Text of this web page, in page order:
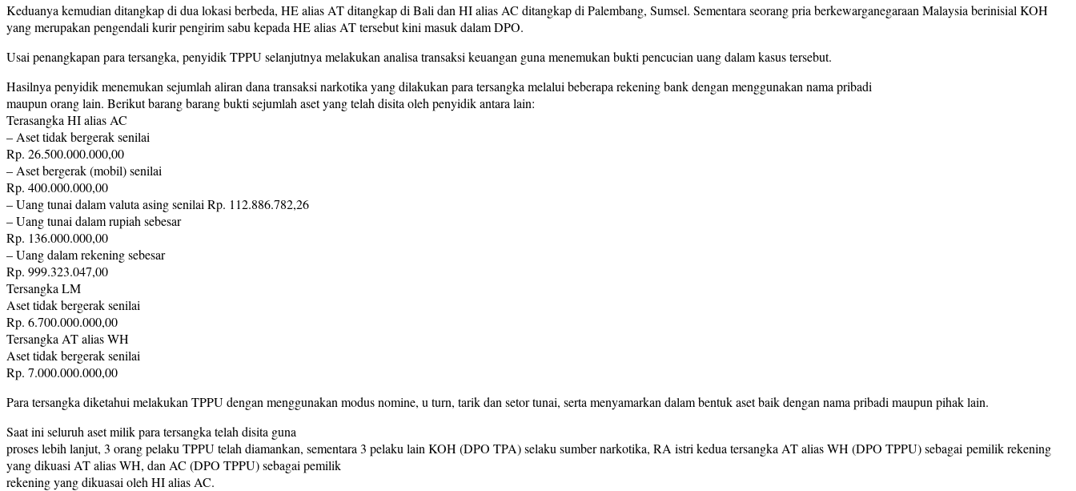
Keduanya kemudian ditangkap di dua lokasi berbeda, HE alias AT ditangkap di Bali dan HI alias AC ditangkap di Palembang, Sumsel. Sementara seorang pria berkewarganegaraan Malaysia berinisial KOH
yang merupakan pengendali kurir pengirim sabu kepada HE alias AT tersebut kini masuk dalam DPO.
Usai penangkapan para tersangka, penyidik TPPU selanjutnya melakukan analisa transaksi keuangan guna menemukan bukti pencucian uang dalam kasus tersebut.
Hasilnya penyidik menemukan sejumlah aliran dana transaksi narkotika yang dilakukan para tersangka melalui beberapa rekening bank dengan menggunakan nama pribadi
maupun orang lain. Berikut barang barang bukti sejumlah aset yang telah disita oleh penyidik antara lain:
Terasangka HI alias AC
– Aset tidak bergerak senilai
Rp. 26.500.000.000,00
– Aset bergerak (mobil) senilai
Rp. 400.000.000,00
– Uang tunai dalam valuta asing senilai Rp. 112.886.782,26
– Uang tunai dalam rupiah sebesar
Rp. 136.000.000,00
– Uang dalam rekening sebesar
Rp. 999.323.047,00
Tersangka LM
Aset tidak bergerak senilai
Rp. 6.700.000.000,00
Tersangka AT alias WH
Aset tidak bergerak senilai
Rp. 7.000.000.000,00
Para tersangka diketahui melakukan TPPU dengan menggunakan modus nomine, u turn, tarik dan setor tunai, serta menyamarkan dalam bentuk aset baik dengan nama pribadi maupun pihak lain.
Saat ini seluruh aset milik para tersangka telah disita guna
proses lebih lanjut, 3 orang pelaku TPPU telah diamankan, sementara 3 pelaku lain KOH (DPO TPA) selaku sumber narkotika, RA istri kedua tersangka AT alias WH (DPO TPPU) sebagai pemilik rekening
yang dikuasi AT alias WH, dan AC (DPO TPPU) sebagai pemilik
rekening yang dikuasai oleh HI alias AC.